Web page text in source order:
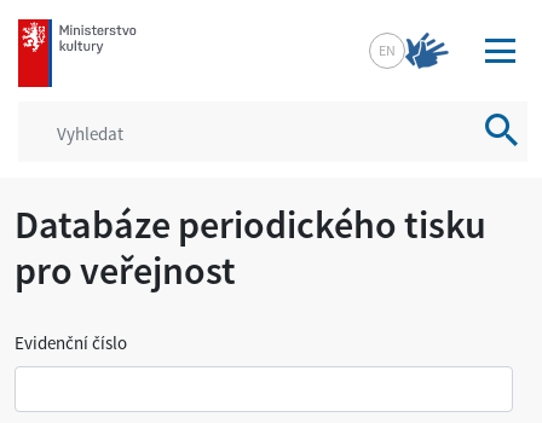
mkcr.cz
EN
Databáze periodického tisku
pro veřejnost
Evidenční číslo